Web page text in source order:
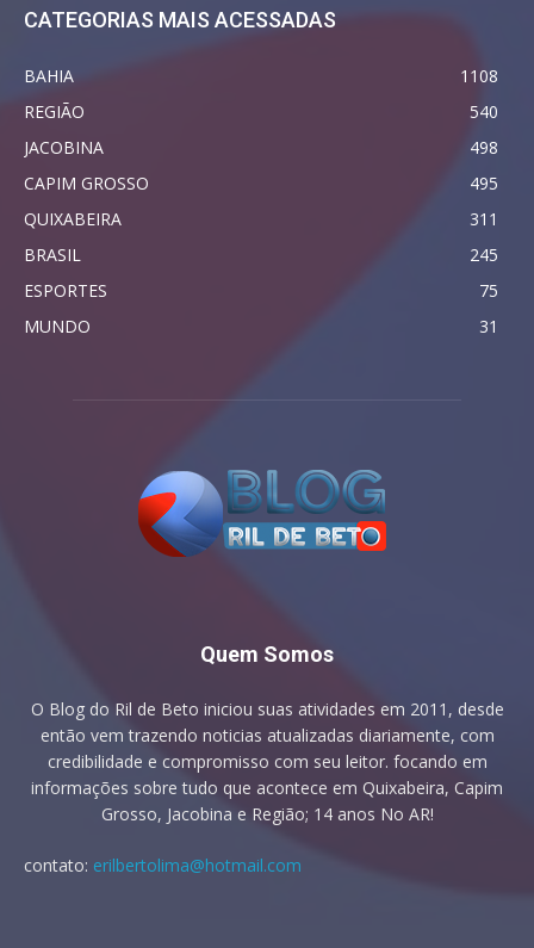
CATEGORIAS MAIS ACESSADAS
BAHIA
1108
REGIÃO
540
JACOBINA
498
CAPIM GROSSO
495
QUIXABEIRA
311
BRASIL
245
ESPORTES
75
MUNDO
31
Quem Somos
O Blog do Ril de Beto iniciou suas atividades em 2011, desde
então vem trazendo noticias atualizadas diariamente, com
credibilidade e compromisso com seu leitor. focando em
informações sobre tudo que acontece em Quixabeira, Capim
Grosso, Jacobina e Região; 14 anos No AR!
contato: erilbertolima@hotmail.com